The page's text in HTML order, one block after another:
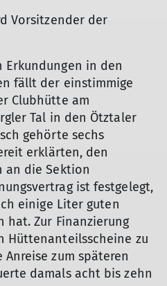
Vorsitzender der
Erkundungen in den
fällt der einstimmige
Clubhütte am
Tal in den Ötztaler
gehörte sechs
erklärten, den
an die Sektion
ist festgelegt,
einige Liter guten
hat. Zur Finanzierung
Hüttenanteilsscheine zu
zum späteren
damals acht bis zehn